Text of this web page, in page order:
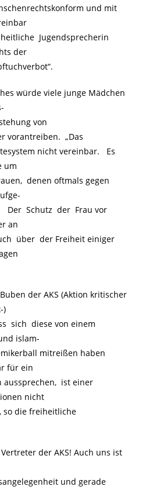
und mit
Jugendsprecherin
der
würde viele junge Mädchen
von
vorantreiben. „Das
nicht vereinbar. Es
um
denen oftmals gegen
Der Schutz der Frau vor
an
über der Freiheit einiger
der AKS (Aktion kritischer
)
sich diese von einem
islam-
mitreißen haben
für ein
aussprechen, ist einer
nicht
so die freiheitliche
der AKS! Auch uns ist
und gerade